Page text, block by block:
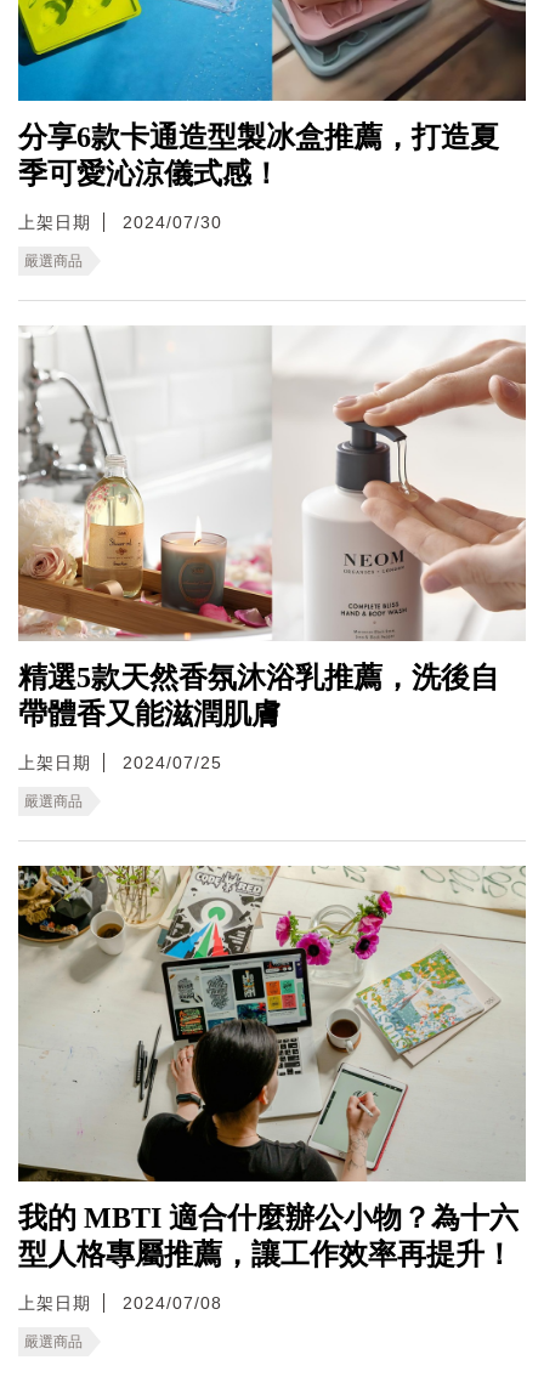
分享6款卡通造型製冰盒推薦，打造夏
季可愛沁涼儀式感！
上架日期 2024/07/30
嚴選商品
精選5款天然香氛沐浴乳推薦，洗後自
帶體香又能滋潤肌膚
上架日期 2024/07/25
嚴選商品
我的 MBTI 適合什麼辦公小物？為十六
型人格專屬推薦，讓工作效率再提升！
上架日期 2024/07/08
嚴選商品